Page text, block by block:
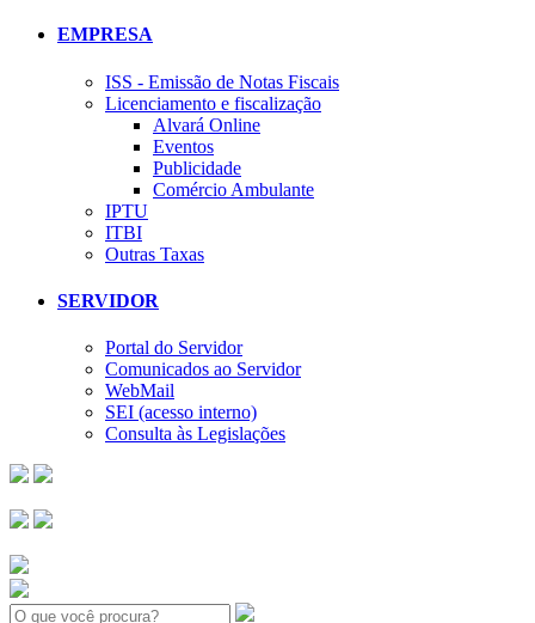
EMPRESA
ISS - Emissão de Notas Fiscais
Licenciamento e fiscalização
Alvará Online
Eventos
Publicidade
Comércio Ambulante
IPTU
ITBI
Outras Taxas
SERVIDOR
Portal do Servidor
Comunicados ao Servidor
WebMail
SEI (acesso interno)
Consulta às Legislações
Search: